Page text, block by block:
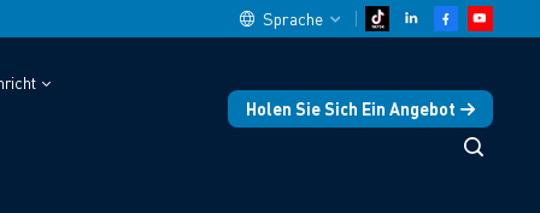
Sprache
English
Holen Sie Sich Ein Angebot